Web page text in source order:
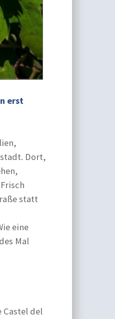
erst
Dort,
statt
eine
Mal
Castel del